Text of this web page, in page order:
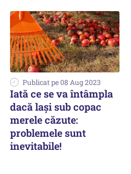
Publicat pe 08 Aug 2023
Iată ce se va întâmpla
dacă lași sub copac
merele căzute:
problemele sunt
inevitabile!